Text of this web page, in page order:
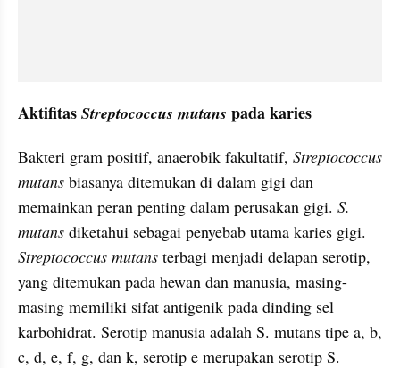
Aktifitas Streptococcus mutans pada karies
Bakteri gram positif, anaerobik fakultatif, Streptococcus
mutans biasanya ditemukan di dalam gigi dan
memainkan peran penting dalam perusakan gigi. S.
mutans
Streptococcus mutans terbagi menjadi delapan serotip,
yang ditemukan pada hewan dan manusia, masing-
masing memiliki sifat antigenik pada dinding sel
karbohidrat. Serotip manusia adalah S. mutans tipe a, b,
c, d, e, f, g, dan k, serotip e merupakan serotip S.